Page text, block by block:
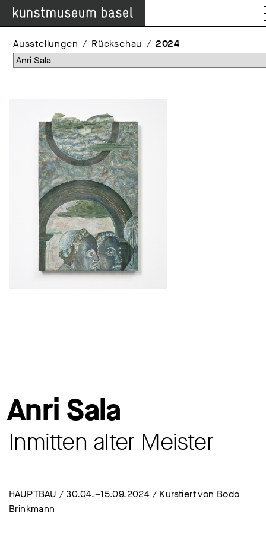
Ausstellungen Rückschau 2024
Anri Sala
Inmitten alter Meister
HAUPTBAU / 30.04.–15.09.2024 / Kuratiert von Bodo
Brinkmann